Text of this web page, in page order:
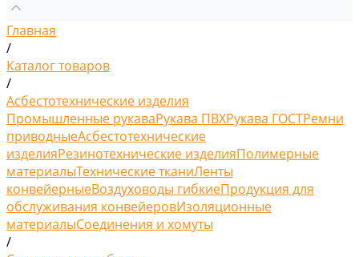
Главная
/
Каталог товаров
/
Асбестотехнические изделия
Промышленные рукаваРукава ПВХРукава ГОСТРемни
приводныеАсбестотехнические
изделияРезинотехнические изделияПолимерные
материалыТехнические тканиЛенты
конвейерныеВоздуховоды гибкиеПродукция для
обслуживания конвейеровИзоляционные
материалыСоединения и хомуты
/